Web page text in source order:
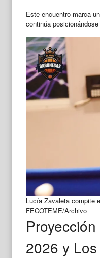
Este encuentro marca
continúa
Lucía Zavaleta compite
FECOTEME/Archivo
2026 y